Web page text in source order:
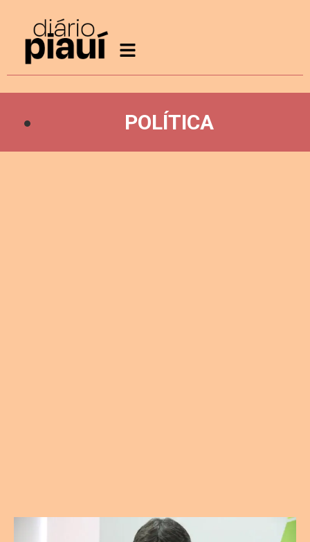
POLÍTICA